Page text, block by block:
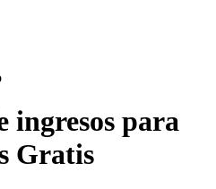
ingresos para
Gratis